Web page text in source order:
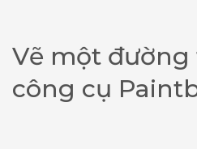
Vẽ một
công cụ